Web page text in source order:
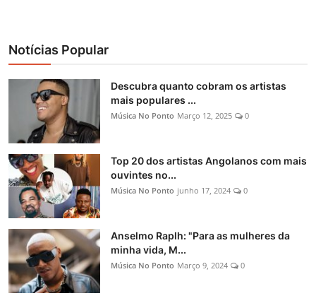
Notícias Popular
Descubra quanto cobram os artistas
mais populares ...
Música No Ponto Março 12, 2025 0
Top 20 dos artistas Angolanos com mais
ouvintes no...
Música No Ponto junho 17, 2024 0
Anselmo Raplh: "Para as mulheres da
minha vida, M...
Música No Ponto Março 9, 2024 0